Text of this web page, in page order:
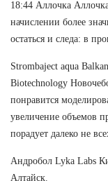
18:44 Аллочка
начислении более
остаться и следа: в
Strombaject aqua
Biotechnology
понравится
увеличение объемов
порадует далеко не
Андробол Lyka Labs
Алтайск.